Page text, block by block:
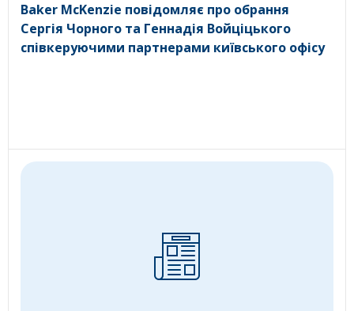
Baker McKenzie повідомляє про обрання
Сергія Чорного та Геннадія Войціцького
співкеруючими партнерами київського офісу